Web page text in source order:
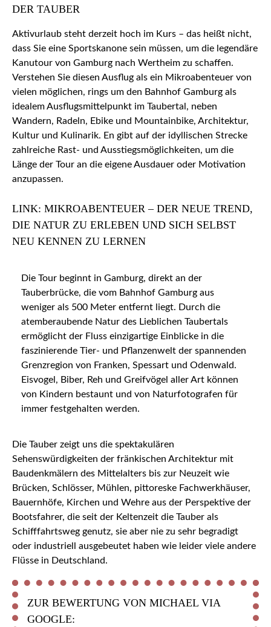
DER TAUBER
Aktivurlaub steht derzeit hoch im Kurs – das heißt nicht,
dass Sie eine Sportskanone sein müssen, um die legendäre
Kanutour von Gamburg nach Wertheim zu schaffen.
Verstehen Sie diesen Ausflug als ein Mikroabenteuer von
vielen möglichen, rings um den Bahnhof Gamburg als
idealem Ausflugsmittelpunkt im Taubertal, neben
Wandern, Radeln, Ebike und Mountainbike, Architektur,
Kultur und Kulinarik. En gibt auf der idyllischen Strecke
zahlreiche Rast- und Ausstiegsmöglichkeiten, um die
Länge der Tour an die eigene Ausdauer oder Motivation
anzupassen.
LINK: MIKROABENTEUER – DER NEUE TREND,
DIE NATUR ZU ERLEBEN UND SICH SELBST
NEU KENNEN ZU LERNEN
Die Tour beginnt in Gamburg, direkt an der
Tauberbrücke, die vom Bahnhof Gamburg aus
weniger als 500 Meter entfernt liegt. Durch die
atemberaubende Natur des Lieblichen Taubertals
ermöglicht der Fluss einzigartige Einblicke in die
faszinierende Tier- und Pflanzenwelt der spannenden
Grenzregion von Franken, Spessart und Odenwald.
Eisvogel, Biber, Reh und Greifvögel aller Art können
von Kindern bestaunt und von Naturfotografen für
immer festgehalten werden.
Die Tauber zeigt uns die spektakulären
Sehenswürdigkeiten der fränkischen Architektur mit
Baudenkmälern des Mittelalters bis zur Neuzeit wie
Brücken, Schlösser, Mühlen, pittoreske Fachwerkhäuser,
Bauernhöfe, Kirchen und Wehre aus der Perspektive der
Bootsfahrer, die seit der Keltenzeit die Tauber als
Schifffahrtsweg genutz, sie aber nie zu sehr begradigt
oder industriell ausgebeutet haben wie leider viele andere
Flüsse in Deutschland.
ZUR BEWERTUNG VON MICHAEL VIA
GOOGLE: